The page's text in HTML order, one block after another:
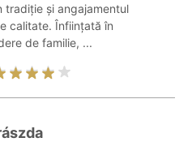
tradiție și angajamentul
calitate. Înființată în
de familie, ...